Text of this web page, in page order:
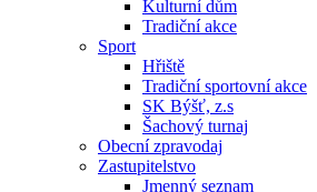
Kulturní dům
Tradiční akce
Sport
Hřiště
Tradiční sportovní akce
SK Býšť, z.s
Šachový turnaj
Obecní zpravodaj
Zastupitelstvo
Jmenný seznam